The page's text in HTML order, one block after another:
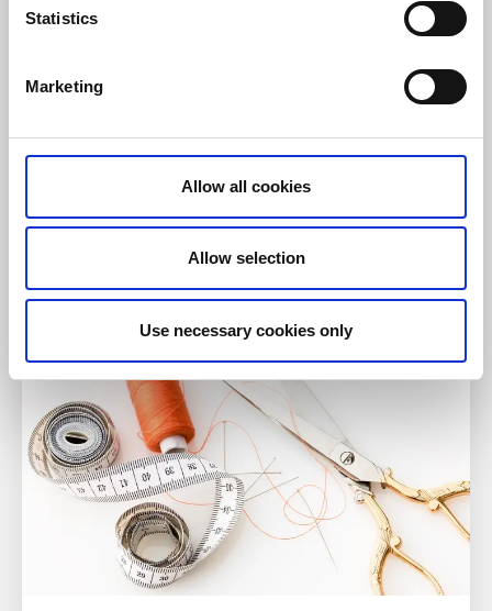
Statistics
Marketing
Allow all cookies
Allow selection
Use necessary cookies only
Sybutiken
Lagar, syr och ändrar dina kläder